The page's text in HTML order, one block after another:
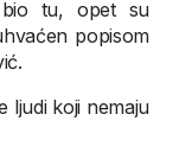
bio tu, opet su
popisom
ljudi koji nemaju